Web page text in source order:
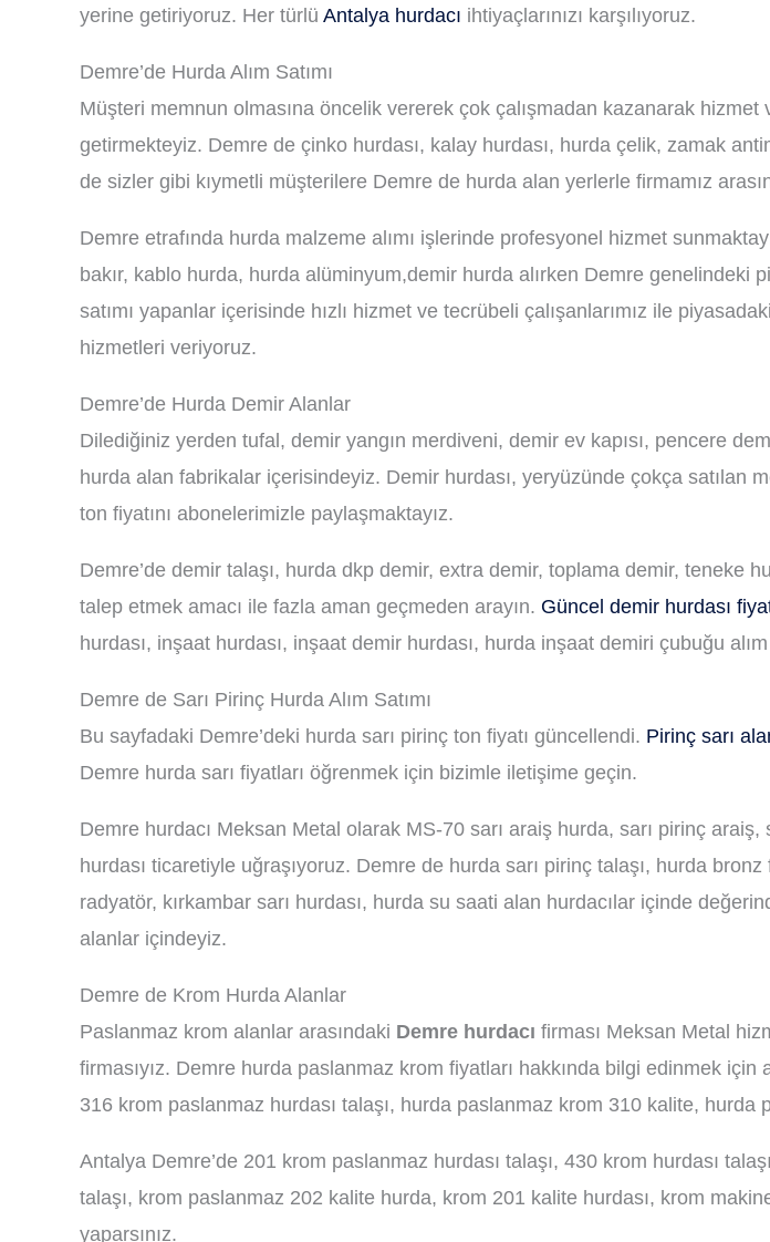
yerine getiriyoruz. Her türlü Antalya hurdacı ihtiyaçlarınızı karşılıyoruz.
Demre’de Hurda Alım Satımı
Müşteri memnun olmasına öncelik vererek çok çalışmadan kazanarak
getirmekteyiz. Demre de çinko hurdası, kalay hurdası, hurda çelik, zamak
de sizler gibi kıymetli müşterilere Demre de hurda alan yerlerle firmamız
Demre etrafında hurda malzeme alımı işlerinde profesyonel hizmet
bakır, kablo hurda, hurda alüminyum,demir hurda alırken Demre genelindeki
satımı yapanlar içerisinde hızlı hizmet ve tecrübeli çalışanlarımız ile
hizmetleri veriyoruz.
Demre’de Hurda Demir Alanlar
Dilediğiniz yerden tufal, demir yangın merdiveni, demir ev kapısı, pencere
hurda alan fabrikalar içerisindeyiz. Demir hurdası, yeryüzünde çokça satılan
ton fiyatını abonelerimizle paylaşmaktayız.
Demre’de demir talaşı, hurda dkp demir, extra demir, toplama demir, teneke
talep etmek amacı ile fazla aman geçmeden arayın. Güncel demir hurdası
hurdası, inşaat hurdası, inşaat demir hurdası, hurda inşaat demiri çubuğu alım
Demre de Sarı Pirinç Hurda Alım Satımı
Bu sayfadaki Demre’deki hurda sarı pirinç ton fiyatı güncellendi. Pirinç sarı
Demre hurda sarı fiyatları öğrenmek için bizimle iletişime geçin.
Demre hurdacı Meksan Metal olarak MS-70 sarı araiş hurda, sarı pirinç
hurdası ticaretiyle uğraşıyoruz. Demre de hurda sarı pirinç talaşı, hurda
radyatör, kırkambar sarı hurdası, hurda su saati alan hurdacılar içinde
alanlar içindeyiz.
Demre de Krom Hurda Alanlar
Paslanmaz krom alanlar arasındaki Demre hurdacı firması Meksan Metal
firmasıyız. Demre hurda paslanmaz krom fiyatları hakkında bilgi edinmek
316 krom paslanmaz hurdası talaşı, hurda paslanmaz krom 310 kalite, hurda
Antalya Demre’de 201 krom paslanmaz hurdası talaşı, 430 krom hurdası
talaşı, krom paslanmaz 202 kalite hurda, krom 201 kalite hurdası, krom makine
yaparsınız.